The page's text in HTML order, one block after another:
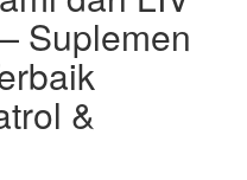
Suplemen
&